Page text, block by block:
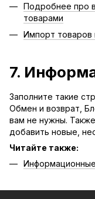
Подробнее про
товарами
Импорт товаров
7.
Заполните такие
Обмен и возврат,
вам не нужны.
добавить новые,
Читайте также: